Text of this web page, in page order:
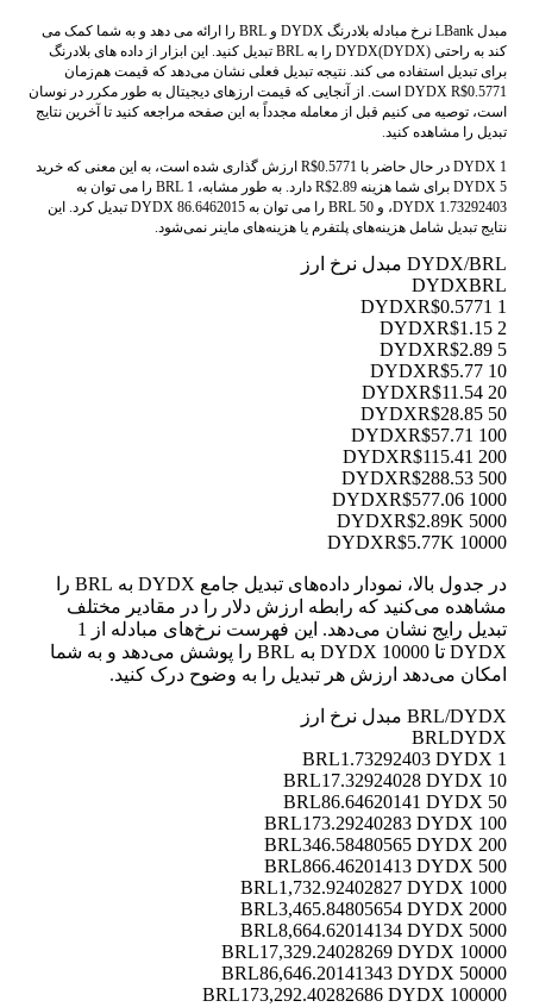
مبدل LBank نرخ مبادله بلادرنگ DYDX و BRL را ارائه می دهد و به شما کمک می
کند به راحتی DYDX(DYDX) را به BRL تبدیل کنید. این ابزار از داده های بلادرنگ
برای تبدیل استفاده می کند. نتیجه تبدیل فعلی نشان می‌دهد که قیمت هم‌زمان
DYDX R$0.5771 است. از آنجایی که قیمت ارزهای دیجیتال به طور مکرر در نوسان
است، توصیه می کنیم قبل از معامله مجدداً به این صفحه مراجعه کنید تا آخرین نتایج
تبدیل را مشاهده کنید.
1 DYDX در حال حاضر با R$0.5771 ارزش گذاری شده است، به این معنی که خرید
5 DYDX برای شما هزینه R$2.89 دارد. به طور مشابه، 1 BRL را می توان به
1.73292403 DYDX، و 50 BRL را می توان به 86.6462015 DYDX تبدیل کرد. این
نتایج تبدیل شامل هزینه‌های پلتفرم یا هزینه‌های ماینر نمی‌شود.
DYDX/BRL مبدل نرخ ارز
DYDXBRL
1 DYDX
R$0.5771
2 DYDX
R$1.15
5 DYDX
R$2.89
10 DYDX
R$5.77
20 DYDX
R$11.54
50 DYDX
R$28.85
100 DYDX
R$57.71
200 DYDX
R$115.41
500 DYDX
R$288.53
1000 DYDX
R$577.06
5000 DYDX
R$2.89K
10000 DYDX
R$5.77K
در جدول بالا، نمودار داده‌های تبدیل جامع DYDX به BRL را
مشاهده می‌کنید که رابطه ارزش دلار را در مقادیر مختلف
تبدیل رایج نشان می‌دهد. این فهرست نرخ‌های مبادله از 1
DYDX تا 10000 DYDX به BRL را پوشش می‌دهد و به شما
امکان می‌دهد ارزش هر تبدیل را به وضوح درک کنید.
BRL/DYDX مبدل نرخ ارز
BRLDYDX
1 BRL
1.73292403 DYDX
10 BRL
17.32924028 DYDX
50 BRL
86.64620141 DYDX
100 BRL
173.29240283 DYDX
200 BRL
346.58480565 DYDX
500 BRL
866.46201413 DYDX
1000 BRL
1,732.92402827 DYDX
2000 BRL
3,465.84805654 DYDX
5000 BRL
8,664.62014134 DYDX
10000 BRL
17,329.24028269 DYDX
50000 BRL
86,646.20141343 DYDX
100000 BRL
173,292.40282686 DYDX